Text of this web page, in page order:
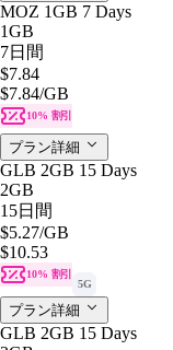
MOZ 1GB 7 Days
1GB
7日間
$7.84
$7.84/GB
10% 割引
プラン詳細
GLB 2GB 15 Days
2GB
15日間
$5.27/GB
$10.53
10% 割引
5G
プラン詳細
GLB 2GB 15 Days